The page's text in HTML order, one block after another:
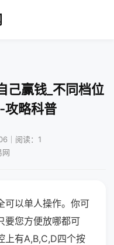
己赢钱_不同档位
攻略科普
｜阅读：1
网
可以单人操作。你可
要您方便放哪都可
上有A,B,C,D四个按